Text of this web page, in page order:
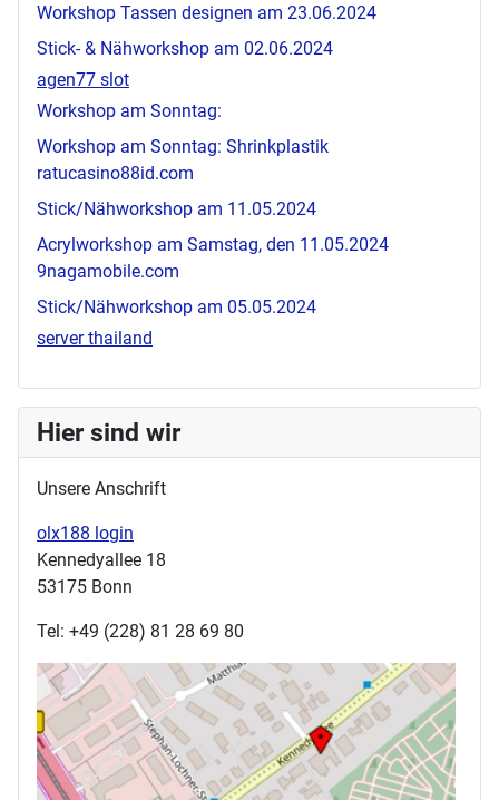
Workshop Tassen designen am 23.06.2024
Stick- & Nähworkshop am 02.06.2024
agen77 slot
Workshop am Sonntag:
Workshop am Sonntag: Shrinkplastik
ratucasino88id.com
Stick/Nähworkshop am 11.05.2024
Acrylworkshop am Samstag, den 11.05.2024
9nagamobile.com
Stick/Nähworkshop am 05.05.2024
server thailand
Hier sind wir
Unsere Anschrift
olx188 login
Kennedyallee 18
53175 Bonn
Tel: +49 (228) 81 28 69 80